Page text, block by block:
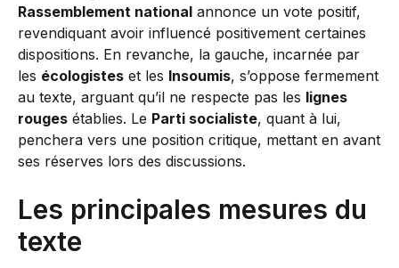
Rassemblement national annonce un vote positif,
revendiquant avoir influencé positivement certaines
dispositions. En revanche, la gauche, incarnée par
les écologistes et les Insoumis, s’oppose fermement
au texte, arguant qu’il ne respecte pas les lignes
rouges établies. Le Parti socialiste, quant à lui,
penchera vers une position critique, mettant en avant
ses réserves lors des discussions.
Les principales mesures du
texte